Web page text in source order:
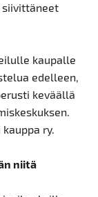
siivittäneet
kaupalle
edelleen,
keväällä
ry.
niitä